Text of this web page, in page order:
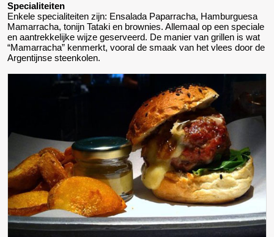
Specialiteiten
Enkele specialiteiten zijn: Ensalada Paparracha, Hamburguesa
Mamarracha, tonijn Tataki en brownies. Allemaal op een speciale
en aantrekkelijke wijze geserveerd. De manier van grillen is wat
“Mamarracha” kenmerkt, vooral de smaak van het vlees door de
Argentijnse steenkolen.